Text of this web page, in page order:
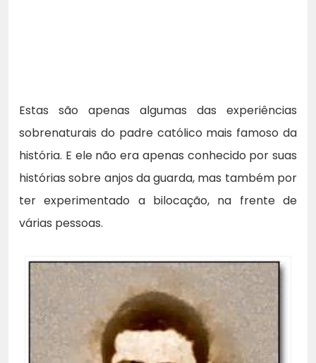
Estas são apenas algumas das experiências
sobrenaturais do padre católico mais famoso da
história. E ele não era apenas conhecido por suas
histórias sobre anjos da guarda, mas também por
ter experimentado a bilocação, na frente de
várias pessoas.